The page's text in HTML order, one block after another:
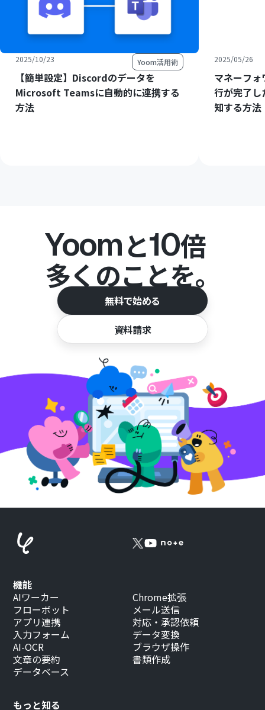
2025/10/23 Yoom活用術
【簡単設定】Discordのデータを
Microsoft Teamsに自動的に連携する
方法
2025/05/26
マネーフ
行が完了
知する方法
Yoomと10倍
多くのことを。
無料で始める
資料請求
もっと知る
機能
AIワーカー
フローボット
アプリ連携
入力フォーム
AI-OCR
文章の要約
データベース
Chrome拡張
メール送信
対応・承認依頼
データ変換
ブラウザ操作
書類作成